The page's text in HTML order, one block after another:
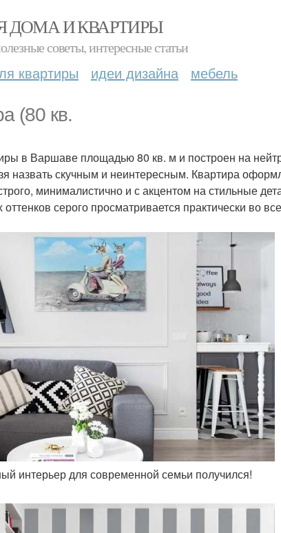
ДОМА И КВАРТИРЫ
советы, интересные статьи
квартиры идеи дизайна мебель
(80 кв.
в Варшаве площадью 80 кв. м и построен на
назвать скучным и неинтересным. Квартира
минималистично и с акцентом на стильные
серого просматривается практически во
интерьер для современной семьи получился!